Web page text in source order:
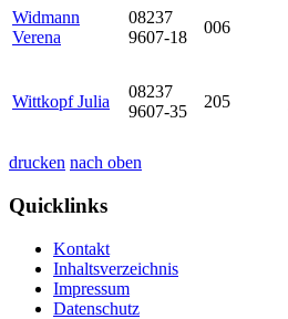
Widmann
Verena
08237
9607-18
006
Wittkopf Julia
08237
9607-35
205
drucken nach oben
Quicklinks
Kontakt
Inhaltsverzeichnis
Impressum
Datenschutz